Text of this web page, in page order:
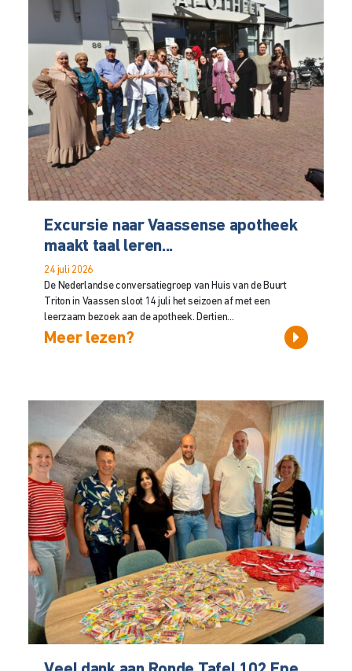
Excursie naar Vaassense apotheek
maakt taal leren...
24 juli 2026
De Nederlandse conversatiegroep van Huis van de Buurt
Triton in Vaassen sloot 14 juli het seizoen af met een
leerzaam bezoek aan de apotheek. Dertien...
Meer lezen?